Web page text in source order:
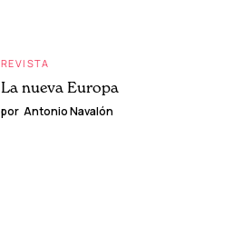
REVISTA
La nueva Europa
por Antonio Navalón